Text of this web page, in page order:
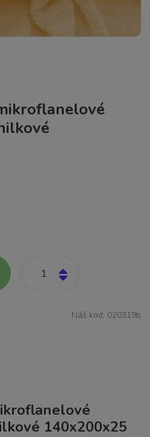
Náš kód: 020319b
140x200x25